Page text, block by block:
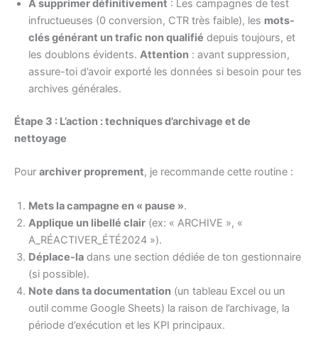
À supprimer définitivement : Les campagnes de test
infructueuses (0 conversion, CTR très faible), les mots-
clés générant un trafic non qualifié depuis toujours, et
les doublons évidents. Attention : avant suppression,
assure-toi d’avoir exporté les données si besoin pour tes
archives générales.
Étape 3 : L’action : techniques d’archivage et de
nettoyage
Pour archiver proprement, je recommande cette routine :
Mets la campagne en « pause ».
Applique un libellé clair (ex: « ARCHIVE », «
A_RÉACTIVER_ÉTÉ2024 »).
Déplace-la dans une section dédiée de ton gestionnaire
(si possible).
Note dans ta documentation (un tableau Excel ou un
outil comme Google Sheets) la raison de l’archivage, la
période d’exécution et les KPI principaux.